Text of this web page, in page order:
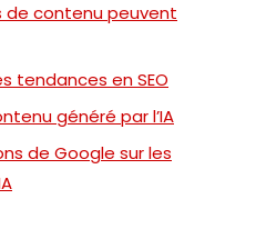
contenu peuvent
tendances en SEO
généré par l’IA
de Google sur les